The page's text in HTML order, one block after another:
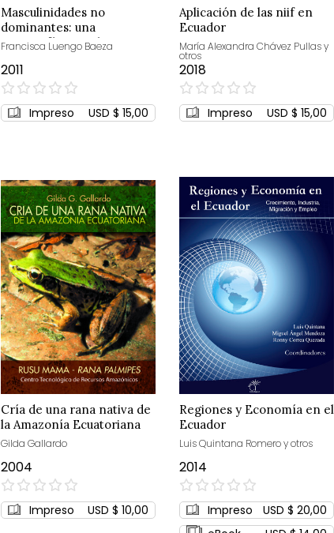
Masculinidades no
dominantes: una
etnografía virtual
Francisca Luengo Baeza
2011
0%
Impreso USD $ 15,00
Aplicación de las niif en
Ecuador
María Alexandra Chávez Pullas y
otros
2018
0%
Impreso USD $ 15,00
Cría de una rana nativa de
la Amazonía Ecuatoriana
Gilda Gallardo
2004
0%
Impreso USD $ 10,00
Regiones y Economía en el
Ecuador
Luis Quintana Romero y otros
2014
0%
Impreso
USD $ 20,00